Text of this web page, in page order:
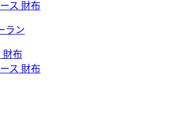
ス 財布
ラン
財布
ス 財布